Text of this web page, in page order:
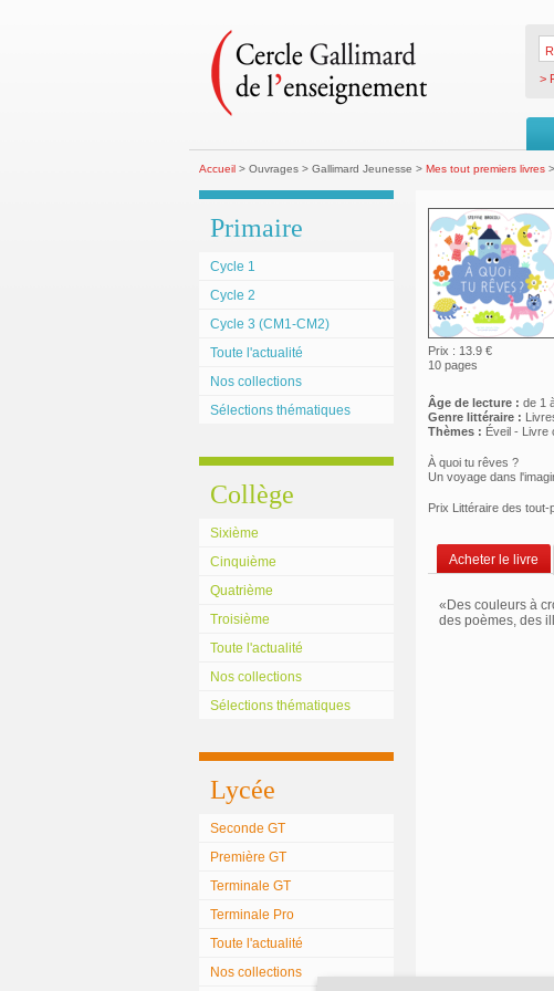
>
Accueil> Ouvrages > Gallimard Jeunesse > Mes tout premiers livres>
Primaire
Cycle 1
Cycle 2
Cycle 3 (CM1-CM2)
Toute l'actualité
Nos collections
Sélections thématiques
Collège
Sixième
Cinquième
Quatrième
Troisième
Toute l'actualité
Nos collections
Sélections thématiques
Lycée
Seconde GT
Première GT
Terminale GT
Terminale Pro
Toute l'actualité
Nos collections
Prix : 13.9 €
10 pages
Âge de lecture : de 1
Genre littéraire :
Thèmes : Éveil - Livre
À quoi tu rêves ?
Un voyage dans
Prix Littéraire des tout-
Acheter le livre
«Des couleurs à
des poèmes, des